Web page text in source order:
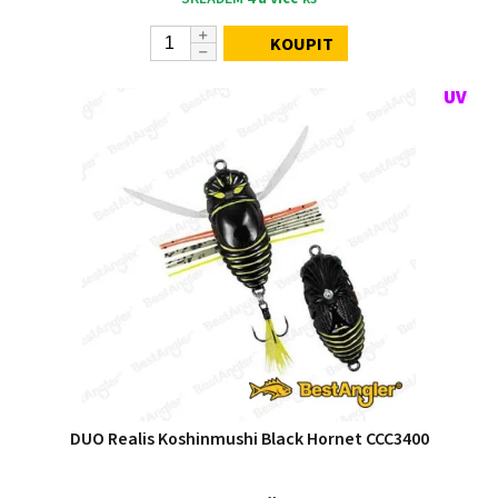
KOUPIT
DUO Realis Koshinmushi Black Hornet CCC3400